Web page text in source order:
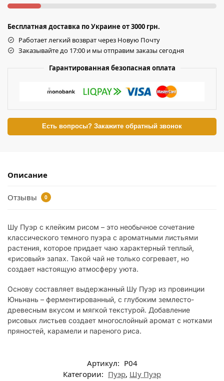
Бесплатная доставка по Украине от 3000 грн.
Работает легкий возврат через Новую Почту
Заказывайте до 17:00 и мы отправим заказы сегодня
Гарантированная безопасная оплата
Есть вопросы? Закажите обратный звонок
Описание
Отзывы 0
Шу Пуэр с клейким рисом – это необычное сочетание
классического темного пуэра с ароматными листьями
растения, которое придает чаю характерный теплый,
«рисовый» запах. Такой чай не только согревает, но
создает настоящую атмосферу уюта.
Основу составляет выдержанный Шу Пуэр из провинции
Юньнань – ферментированный, с глубоким землесто-
древесным вкусом и мягкой текстурой. Добавление
рисовых листьев создает многослойный аромат с нотками
пряностей, карамели и пареного риса.
Артикул: P04
Категории: Пуэр, Шу Пуэр